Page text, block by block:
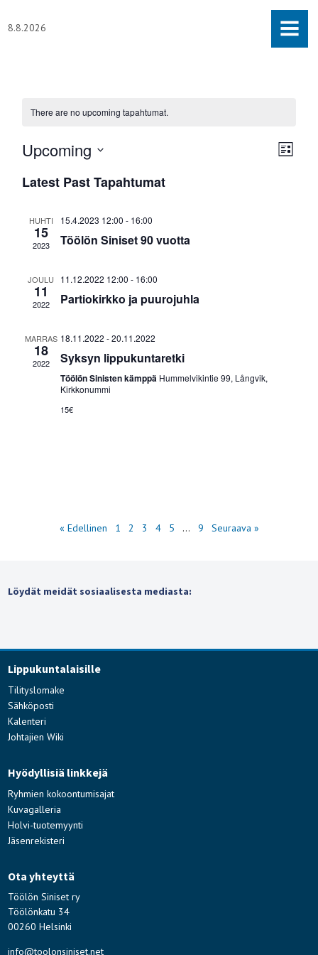
MENU
8.8.2026
There are no upcoming tapahtumat.
Views
List
Upcoming
date.
Latest Past Tapahtumat
HUHTI
15
2023
15.4.2023 12:00 - 16:00
Töölön Siniset 90 vuotta
JOULU
11
2022
11.12.2022 12:00 - 16:00
Partiokirkko ja puurojuhla
MARRAS
18
2022
18.11.2022 -20.11.2022
Syksyn lippukuntaretki
Töölön Sinisten kämppä Hummelvikintie 99, Långvik,
Kirkkonummi
15€
« Edellinen 1 2 3 4 5 … 9 Seuraava »
Löydät meidät sosiaalisesta mediasta:
Lippukuntalaisille
Tilityslomake
Sähköposti
Kalenteri
Johtajien Wiki
Hyödyllisiä linkkejä
Ryhmien kokoontumisajat
Kuvagalleria
Holvi-tuotemyynti
Jäsenrekisteri
Ota yhteyttä
Töölön Siniset ry
Töölönkatu 34
00260 Helsinki
info@toolonsiniset.net